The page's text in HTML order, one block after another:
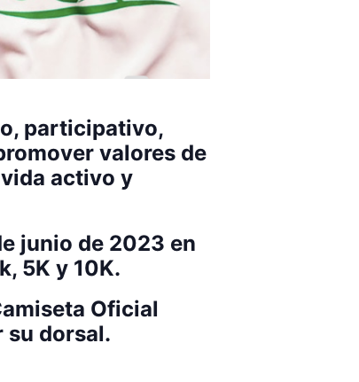
participativo,
valores de
activo y
junio de 2023 en
5K y 10K.
Oficial
su dorsal.